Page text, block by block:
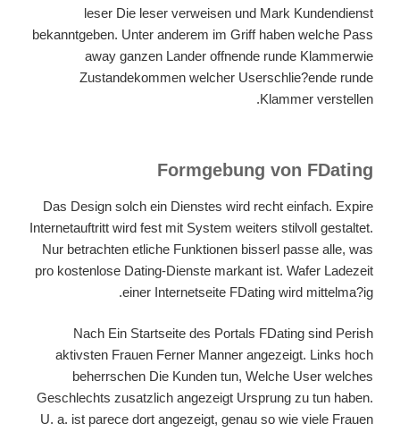
leser Die leser verweisen und Mark Kundendienst
bekanntgeben. Unter anderem im Griff haben welche Pass
away ganzen Lander offnende runde Klammerwie
Zustandekommen welcher Userschlie?ende runde
Klammer verstellen.
Formgebung von FDating
Das Design solch ein Dienstes wird recht einfach. Expire
Internetauftritt wird fest mit System weiters stilvoll gestaltet.
Nur betrachten etliche Funktionen bisserl passe alle, was
pro kostenlose Dating-Dienste markant ist. Wafer Ladezeit
einer Internetseite FDating wird mittelma?ig.
Nach Ein Startseite des Portals FDating sind Perish
aktivsten Frauen Ferner Manner angezeigt. Links hoch
beherrschen Die Kunden tun, Welche User welches
Geschlechts zusatzlich angezeigt Ursprung zu tun haben.
U. a. ist parece dort angezeigt, genau so wie viele Frauen